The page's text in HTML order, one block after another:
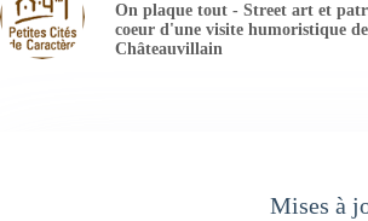
On plaque tout - Street art et
coeur d'une visite humoristique de
Châteauvillain
Mises à